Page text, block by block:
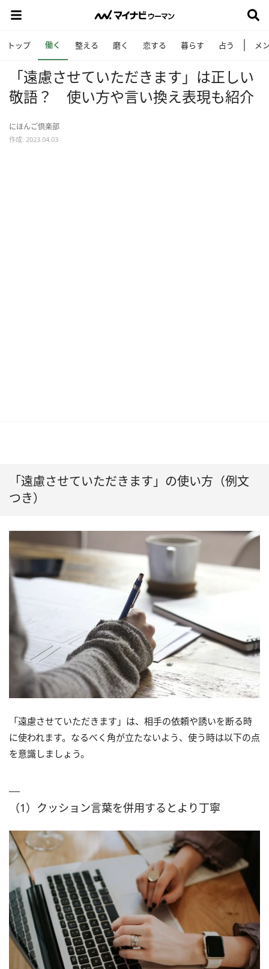
トップ 働く 整える 磨く 恋する 暮らす 占う メ
「遠慮させていただきます」は正しい
敬語？ 使い方や言い換え表現も紹介
にほんご倶楽部
作成: 2023.04.03
「遠慮させていただきます」の使い方（例文
つき）
「遠慮させていただきます」は、相手の依頼や誘いを断る時
に使われます。なるべく角が立たないよう、使う時は以下の点
を意識しましょう。
（1）クッション言葉を併用するとより丁寧